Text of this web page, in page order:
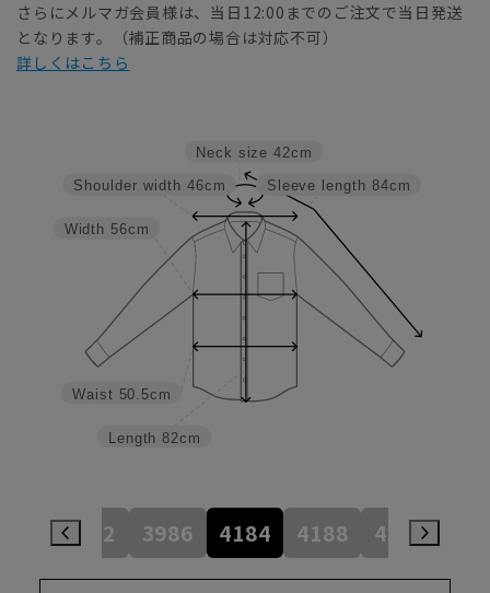
さらにメルマガ会員様は、当日12:00までのご注文で当日発送
となります。（補正商品の場合は対応不可）
詳しくはこちら
Sleeve length 84cm
Neck size 42cm
Length 82cm
Waist 50.5cm
Width 56cm
Shoulder width 46cm
3982 3986 4184 4188 4386